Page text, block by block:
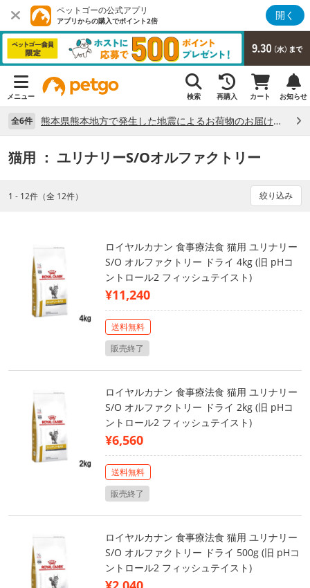
ペットゴーの公式アプリ
アプリからの購入でポイント2倍 開く
メニュー 検索 再購入 カート お知らせ
全6件 熊本県熊本地方で発生した地震によるお荷物のお届け状況について （7/28）
猫用 ： ユリナリーS/Oオルファクトリー
1 - 12件（全 12件） 絞り込み
ロイヤルカナン 食事療法食 猫用 ユリナリー
S/O オルファクトリー ドライ 4kg (旧 pHコ
ントロール2 フィッシュテイスト)
¥11,240
送料無料
販売終了
ロイヤルカナン 食事療法食 猫用 ユリナリー
S/O オルファクトリー ドライ 2kg (旧 pHコ
ントロール2 フィッシュテイスト)
¥6,560
送料無料
販売終了
ロイヤルカナン 食事療法食 猫用 ユリナリー
S/O オルファクトリー ドライ 500g (旧 pHコ
ントロール2 フィッシュテイスト)